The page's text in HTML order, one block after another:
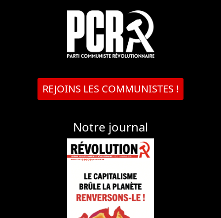
REJOINS LES COMMUNISTES !
Notre journal